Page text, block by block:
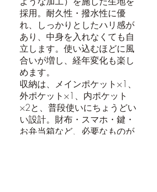
採用。耐久性・撥水性に優
れ、しっかりとしたハリ感が
あり、中身を入れなくても自
立します。使い込むほどに風
合いが増し、経年変化も楽し
めます。
収納は、メインポケット×1、
外ポケット×1、内ポケット
×2と、普段使いにちょうどい
い設計。財布・スマホ・鍵・
お弁当箱など、必要なものが